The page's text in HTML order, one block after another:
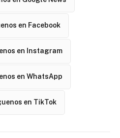
en Facebook
en Instagram
en WhatsApp
en TikTok